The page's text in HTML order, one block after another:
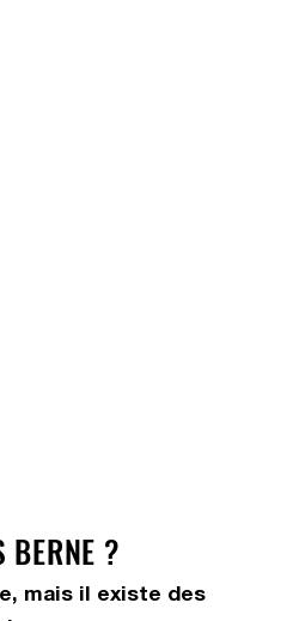
BERNE ?
mais il existe des